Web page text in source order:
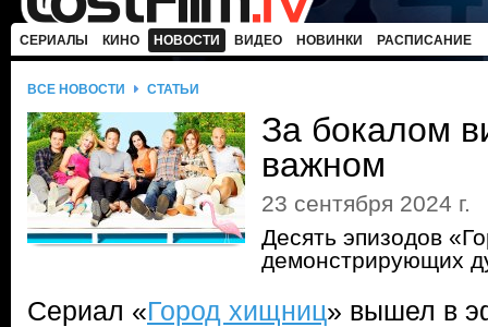
СЕРИАЛЫ КИНО НОВОСТИ ВИДЕО НОВИНКИ РАСПИСАНИЕ
ВСЕ НОВОСТИ СТАТЬИ
За бокалом
важном
23 сентября 2024 г.
Десять эпизодов
демонстрирующих
Сериал «Город хищниц» вышел в